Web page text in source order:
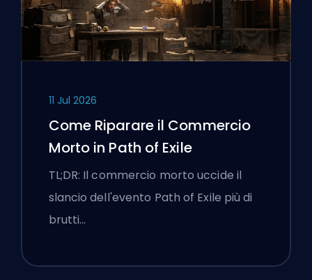
11 Jul 2026
Come Riparare il Commercio
Morto in Path of Exile
TL;DR: Il commercio morto uccide il
slancio dell'evento Path of Exile più di
brutti…